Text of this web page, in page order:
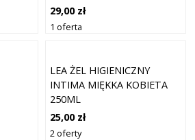
29,00 zł
1 oferta
LEA ŻEL HIGIENICZNY
INTIMA MIĘKKA KOBIETA
250ML
25,00 zł
2 oferty